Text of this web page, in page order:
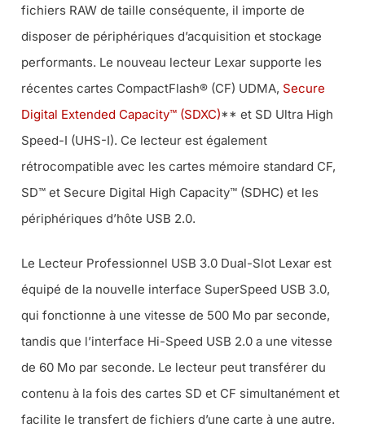
fichiers RAW de taille conséquente, il importe de
disposer de périphériques d’acquisition et stockage
performants. Le nouveau lecteur Lexar supporte les
récentes cartes CompactFlash® (CF) UDMA, Secure
Digital Extended Capacity™ (SDXC)** et SD Ultra High
Speed-I (UHS-I). Ce lecteur est également
rétrocompatible avec les cartes mémoire standard CF,
SD™ et Secure Digital High Capacity™ (SDHC) et les
périphériques d’hôte USB 2.0.
Le Lecteur Professionnel USB 3.0 Dual-Slot Lexar est
équipé de la nouvelle interface SuperSpeed USB 3.0,
qui fonctionne à une vitesse de 500 Mo par seconde,
tandis que l’interface Hi-Speed USB 2.0 a une vitesse
de 60 Mo par seconde. Le lecteur peut transférer du
contenu à la fois des cartes SD et CF simultanément et
facilite le transfert de fichiers d’une carte à une autre.